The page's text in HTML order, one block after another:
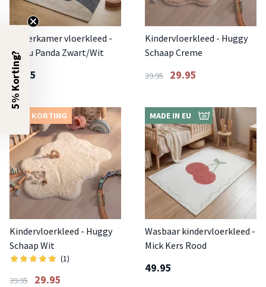
Kinderkamer vloerkleed -
Balou Panda Zwart/Wit
74.95
Kindervloerkleed - Huggy
Schaap Creme
39.95 29.95
25% KORTING
Kindervloerkleed - Huggy
Schaap Wit
(1)
39.95 29.95
MADE IN EU
Wasbaar kindervloerkleed -
Mick Kers Rood
49.95
5% Korting?